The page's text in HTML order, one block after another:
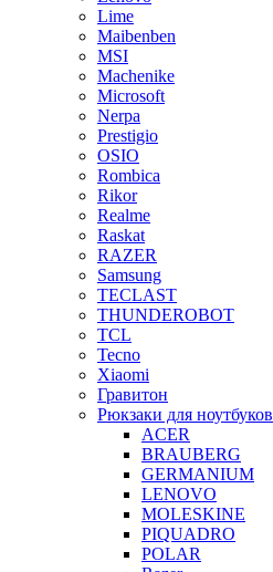
Lime
Maibenben
MSI
Machenike
Microsoft
Nerpa
Prestigio
OSIO
Rombica
Rikor
Realme
Raskat
RAZER
Samsung
TECLAST
THUNDEROBOT
TCL
Tecno
Xiaomi
Гравитон
Рюкзаки для ноутбуков
ACER
BRAUBERG
GERMANIUM
LENOVO
MOLESKINE
PIQUADRO
POLAR